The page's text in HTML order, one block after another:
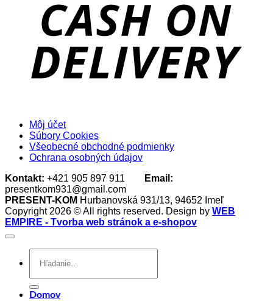
Môj účet
Súbory Cookies
Všeobecné obchodné podmienky
Ochrana osobných údajov
Kontakt: +421 905 897 911
Email:
presentkom931@gmail.com
PRESENT-KOM Hurbanovská 931/13, 94652 Imeľ
Copyright 2026 © All rights reserved. Design by WEB
EMPIRE - Tvorba web stránok a e-shopov
Domov